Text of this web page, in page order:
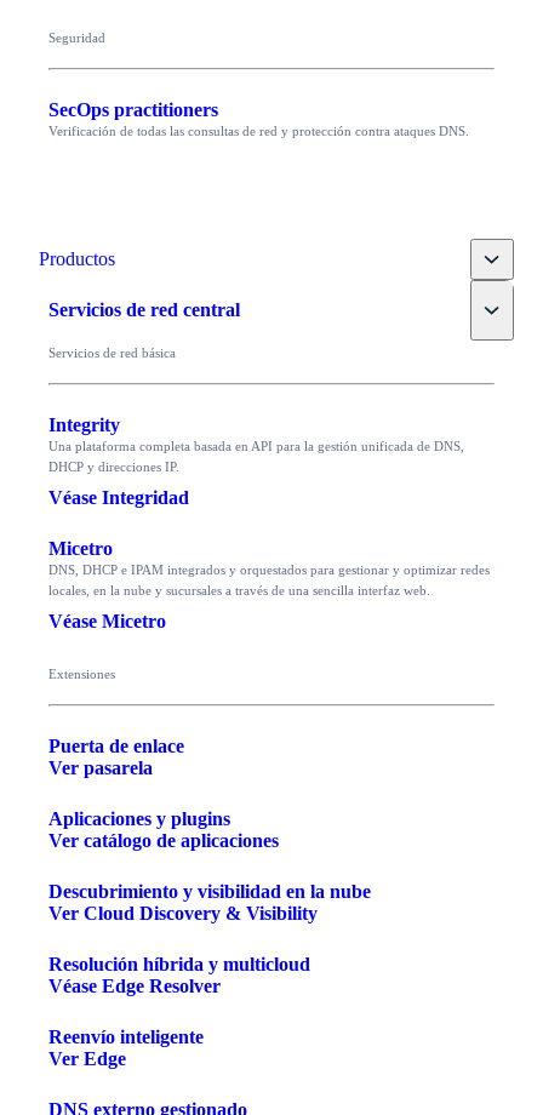
Seguridad
SecOps practitioners
Verificación de todas las consultas de red y protección contra ataques DNS.
Productos Toggle
Servicios de red central Toggle
Servicios de red básica
Integrity
Una plataforma completa basada en API para la gestión unificada de DNS,
DHCP y direcciones IP.
Véase Integridad
Micetro
DNS, DHCP e IPAM integrados y orquestados para gestionar y optimizar redes
locales, en la nube y sucursales a través de una sencilla interfaz web.
Véase Micetro
Extensiones
Puerta de enlace
Ver pasarela
Aplicaciones y plugins
Ver catálogo de aplicaciones
Descubrimiento y visibilidad en la nube
Ver Cloud Discovery & Visibility
Resolución híbrida y multicloud
Véase Edge Resolver
Reenvío inteligente
Ver Edge
DNS externo gestionado